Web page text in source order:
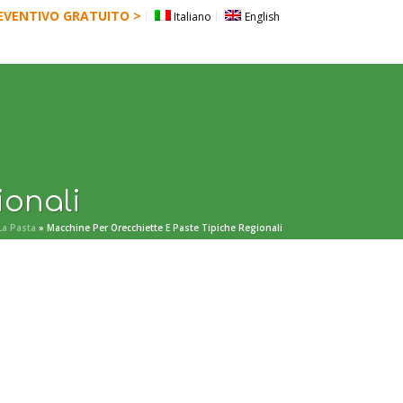
GRATUITO > Italiano English
SCARICA CATALOGO BLOG CONTATTI
Pasta » Macchine Per Orecchiette E Paste Tipiche Regionali